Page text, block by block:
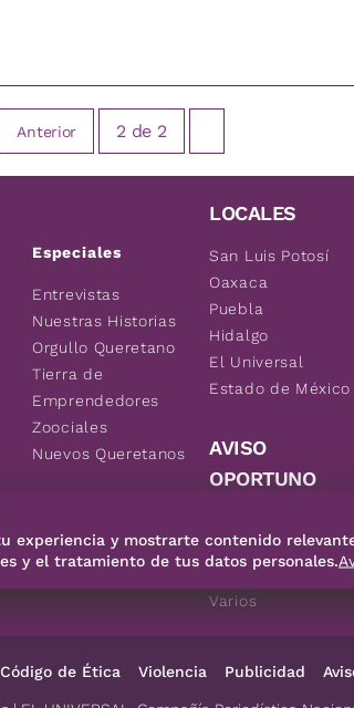
Anterior 2de 2
Especiales
Entrevistas
Nuestras Historias
Orgullo Queretano
Tierra de
Emprendedores
Zoociales
Nuevos Queretanos
LOCALES
San Luis Potosí
Oaxaca
Puebla
Hidalgo
El Universal
Estado de México
AVISO
OPORTUNO
Empleos
Vehículos
Varios
Código de Ética Violencia Publicidad
experiencia y mostrarte contenido
y el tratamiento de tus datos personales.